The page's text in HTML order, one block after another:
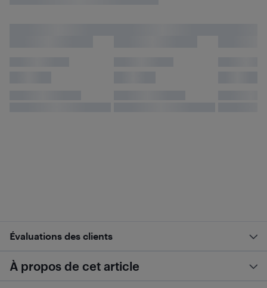
Évaluations des clients
À propos de cet article